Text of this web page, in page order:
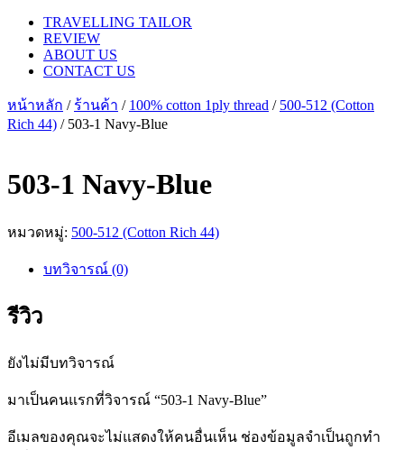
TRAVELLING TAILOR
REVIEW
ABOUT US
CONTACT US
หน้าหลัก / ร้านค้า / 100% cotton 1ply thread / 500-512 (Cotton
Rich 44) / 503-1 Navy-Blue
503-1 Navy-Blue
หมวดหมู่: 500-512 (Cotton Rich 44)
บทวิจารณ์ (0)
รีวิว
ยังไม่มีบทวิจารณ์
มาเป็นคนแรกที่วิจารณ์ “503-1 Navy-Blue”
อีเมลของคุณจะไม่แสดงให้คนอื่นเห็น ช่องข้อมูลจำเป็นถูกทำ